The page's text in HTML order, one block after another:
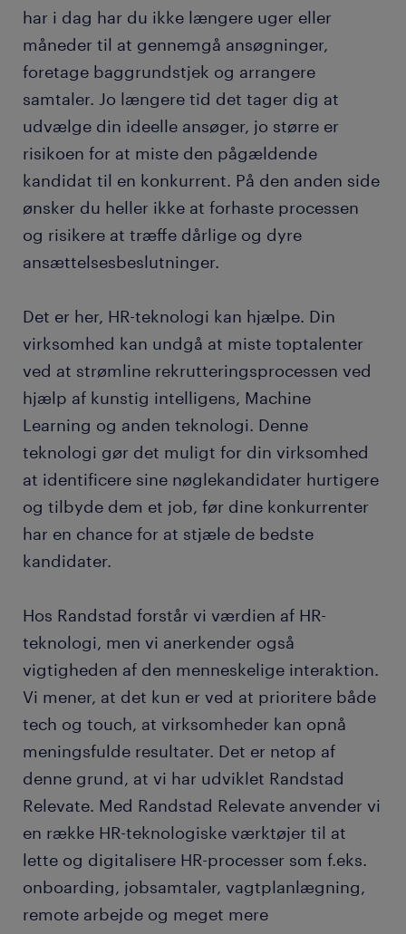
har i dag har du ikke længere uger eller
måneder til at gennemgå ansøgninger,
foretage baggrundstjek og arrangere
samtaler. Jo længere tid det tager dig at
udvælge din ideelle ansøger, jo større er
risikoen for at miste den pågældende
kandidat til en konkurrent. På den anden side
ønsker du heller ikke at forhaste processen
og risikere at træffe dårlige og dyre
ansættelsesbeslutninger.
Det er her, HR-teknologi kan hjælpe. Din
virksomhed kan undgå at miste toptalenter
ved at strømline rekrutteringsprocessen ved
hjælp af kunstig intelligens, Machine
Learning og anden teknologi. Denne
teknologi gør det muligt for din virksomhed
at identificere sine nøglekandidater hurtigere
og tilbyde dem et job, før dine konkurrenter
har en chance for at stjæle de bedste
kandidater.
Hos Randstad forstår vi værdien af HR-
teknologi, men vi anerkender også
vigtigheden af den menneskelige interaktion.
Vi mener, at det kun er ved at prioritere både
tech og touch, at virksomheder kan opnå
meningsfulde resultater. Det er netop af
denne grund, at vi har udviklet Randstad
Relevate. Med Randstad Relevate anvender vi
en række HR-teknologiske værktøjer til at
lette og digitalisere HR-processer som f.eks.
onboarding, jobsamtaler, vagtplanlægning,
remote arbejde og meget mere